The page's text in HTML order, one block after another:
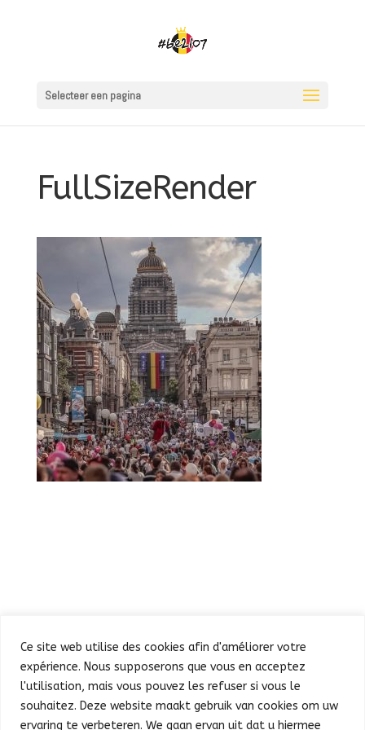
Ce site web utilise des cookies afin d'améliorer votre
expérience. Nous supposerons que vous en acceptez
l'utilisation, mais vous pouvez les refuser si vous le
souhaitez. Deze website maakt gebruik van cookies om uw
ervaring te verbeteren. We gaan ervan uit dat u hiermee
Selecteer een pagina
FullSizeRender
Defilé
Feest in de Warande